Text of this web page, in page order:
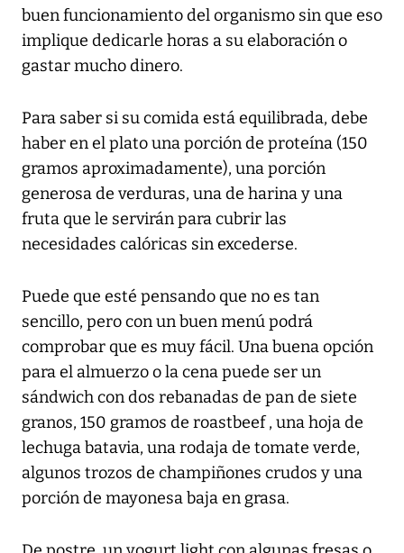
buen funcionamiento del organismo sin que eso
implique dedicarle horas a su elaboración o
gastar mucho dinero.
Para saber si su comida está equilibrada, debe
haber en el plato una porción de proteína (150
gramos aproximadamente), una porción
generosa de verduras, una de harina y una
fruta que le servirán para cubrir las
necesidades calóricas sin excederse.
Puede que esté pensando que no es tan
sencillo, pero con un buen menú podrá
comprobar que es muy fácil. Una buena opción
para el almuerzo o la cena puede ser un
sándwich con dos rebanadas de pan de siete
granos, 150 gramos de roastbeef , una hoja de
lechuga batavia, una rodaja de tomate verde,
algunos trozos de champiñones crudos y una
porción de mayonesa baja en grasa.